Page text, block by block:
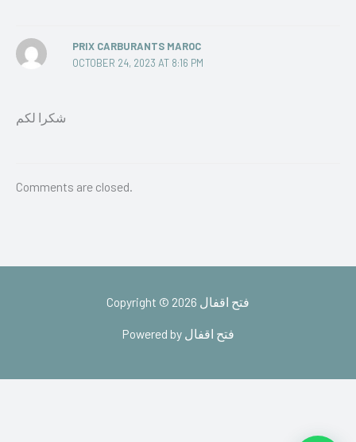
PRIX CARBURANTS MAROC
OCTOBER 24, 2023 AT 8:16 PM
شكرا لكم
Comments are closed.
Copyright © 2026 فتح اقفال
Powered by فتح اقفال